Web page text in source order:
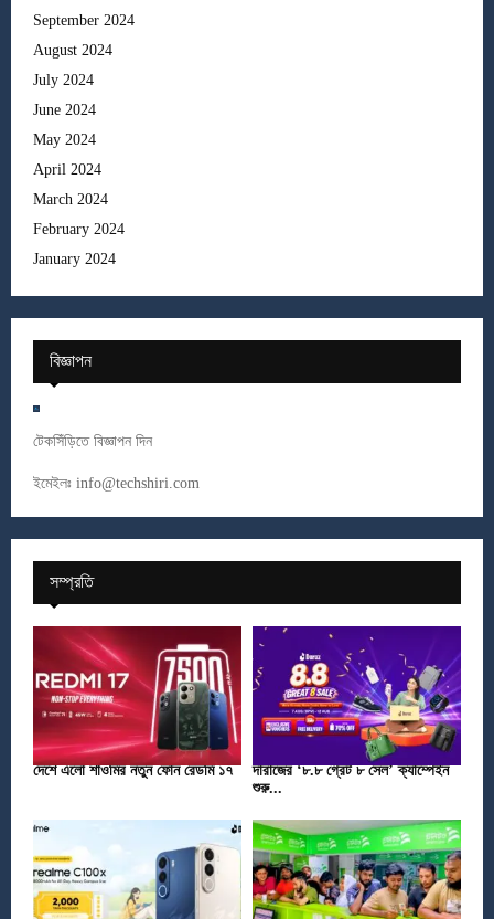
September 2024
August 2024
July 2024
June 2024
May 2024
April 2024
March 2024
February 2024
January 2024
বিজ্ঞাপন
টেকসিঁড়িতে বিজ্ঞাপন দিন
ইমেইলঃ info@techshiri.com
সম্প্রতি
দেশে এলো শাওমির নতুন ফোন রেডমি ১৭
দারাজের ‘৮.৮ গ্রেট ৮ সেল’ ক্যাম্পেইন
শুরু...